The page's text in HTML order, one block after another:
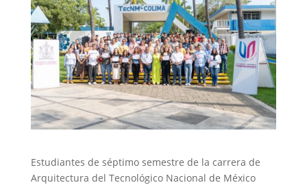
Estudiantes de séptimo semestre de la carrera de
Arquitectura del Tecnológico Nacional de México